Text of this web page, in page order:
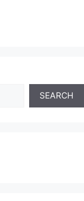
SEARCH